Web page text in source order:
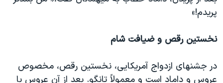
پریدم!»
نخستین رقص و ضیافت شام
در جشنهای ازدواج آمریکایی، نخستین رقص، مخصوص
عروس و داماد است و معمولاً تانگو. بعد از آن عروس با